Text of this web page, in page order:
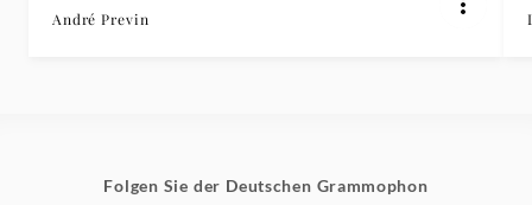
André Previn
Folgen Sie der Deutschen Grammophon